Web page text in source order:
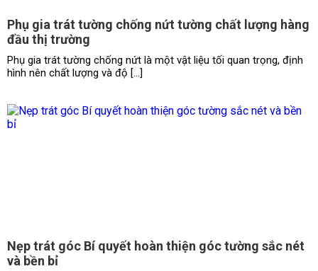
Phụ gia trát tường chống nứt tường chất lượng hàng
đầu thị trường
Phụ gia trát tường chống nứt là một vật liệu tối quan trọng, định
hình nên chất lượng và độ […]
Nẹp trát góc Bí quyết hoàn thiện góc tường sắc nét
và bền bỉ